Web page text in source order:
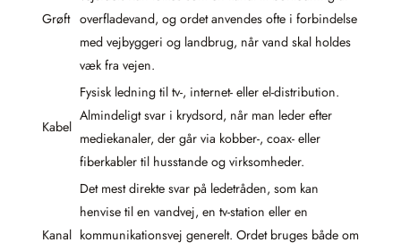
Grøft overfladevand, og ordet anvendes ofte i forbindelse
med vejbyggeri og landbrug, når vand skal holdes
væk fra vejen.
Kabel
Fysisk ledning til tv-, internet- eller el-distribution.
Almindeligt svar i krydsord, når man leder efter
mediekanaler, der går via kobber-, coax- eller
fiberkabler til husstande og virksomheder.
Kanal
Det mest direkte svar på ledetråden, som kan
henvise til en vandvej, en tv-station eller en
kommunikationsvej generelt. Ordet bruges både om